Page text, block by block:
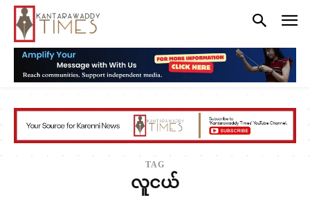
TAG
လူငယ်